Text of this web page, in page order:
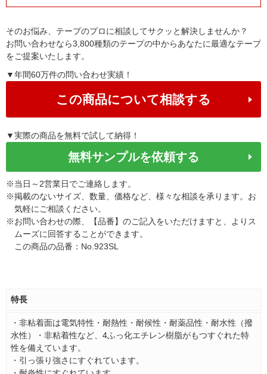
そのお悩み、テープのプロに相談してサクッと解決しませんか？
お問い合わせなら3,800種類のテープの中からあなたに最適なテープ
をご提案いたします。
▼年間60万件の問い合わせ実績！
この商品について相談する
▼実際の商品を無料で試して納得！
無料サンプルを依頼する
※当日～2営業日でご連絡します。
※掲載のないサイズ、数量、価格など、様々な相談を承ります。お
気軽にご相談ください。
※お問い合わせの際、【品番】のご記入をいただけますと、よりス
ムーズに回答することができます。
この商品の品番：No.923SL
特長
・非粘着面は電気特性・耐熱性・耐候性・耐薬品性・耐水性（撥
水性）・非粘着性など、4ふっ化エチレン樹脂がもつすぐれた特
性を備えています。
・引っ張り強さにすぐれています。